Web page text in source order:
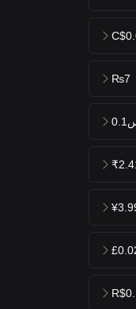
₨7